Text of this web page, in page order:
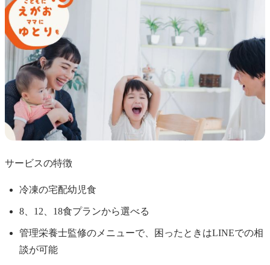
サービスの特徴
冷凍の宅配幼児食
8、12、18食プランから選べる
管理栄養士監修のメニューで、困ったときはLINEでの相
談が可能